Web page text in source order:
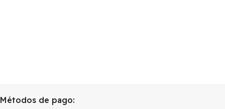
Métodos de pago: